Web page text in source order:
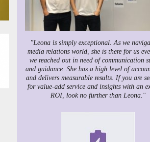
"Leona is simply exceptional. As we
media relations world, she is there for us
we reached out in need of communication
and guidance. She has a high level of
and delivers measurable results. If you are
for value-add service and insights with an
ROI, look no further than Leona."